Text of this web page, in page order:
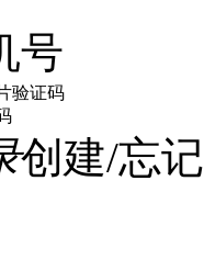
号
验证码
创建/忘